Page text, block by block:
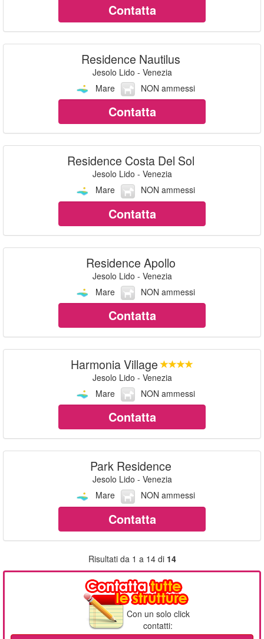
Contatta
Residence Nautilus
Jesolo Lido - Venezia
Mare
NON ammessi
Contatta
Residence Costa Del Sol
Jesolo Lido - Venezia
Mare
NON ammessi
Contatta
Residence Apollo
Jesolo Lido - Venezia
Mare
NON ammessi
Contatta
Harmonia Village
Jesolo Lido - Venezia
Mare
NON ammessi
Contatta
Park Residence
Jesolo Lido - Venezia
Mare
NON ammessi
Contatta
Risultati da 1 a 14 di 14
Con un solo click
contatti: